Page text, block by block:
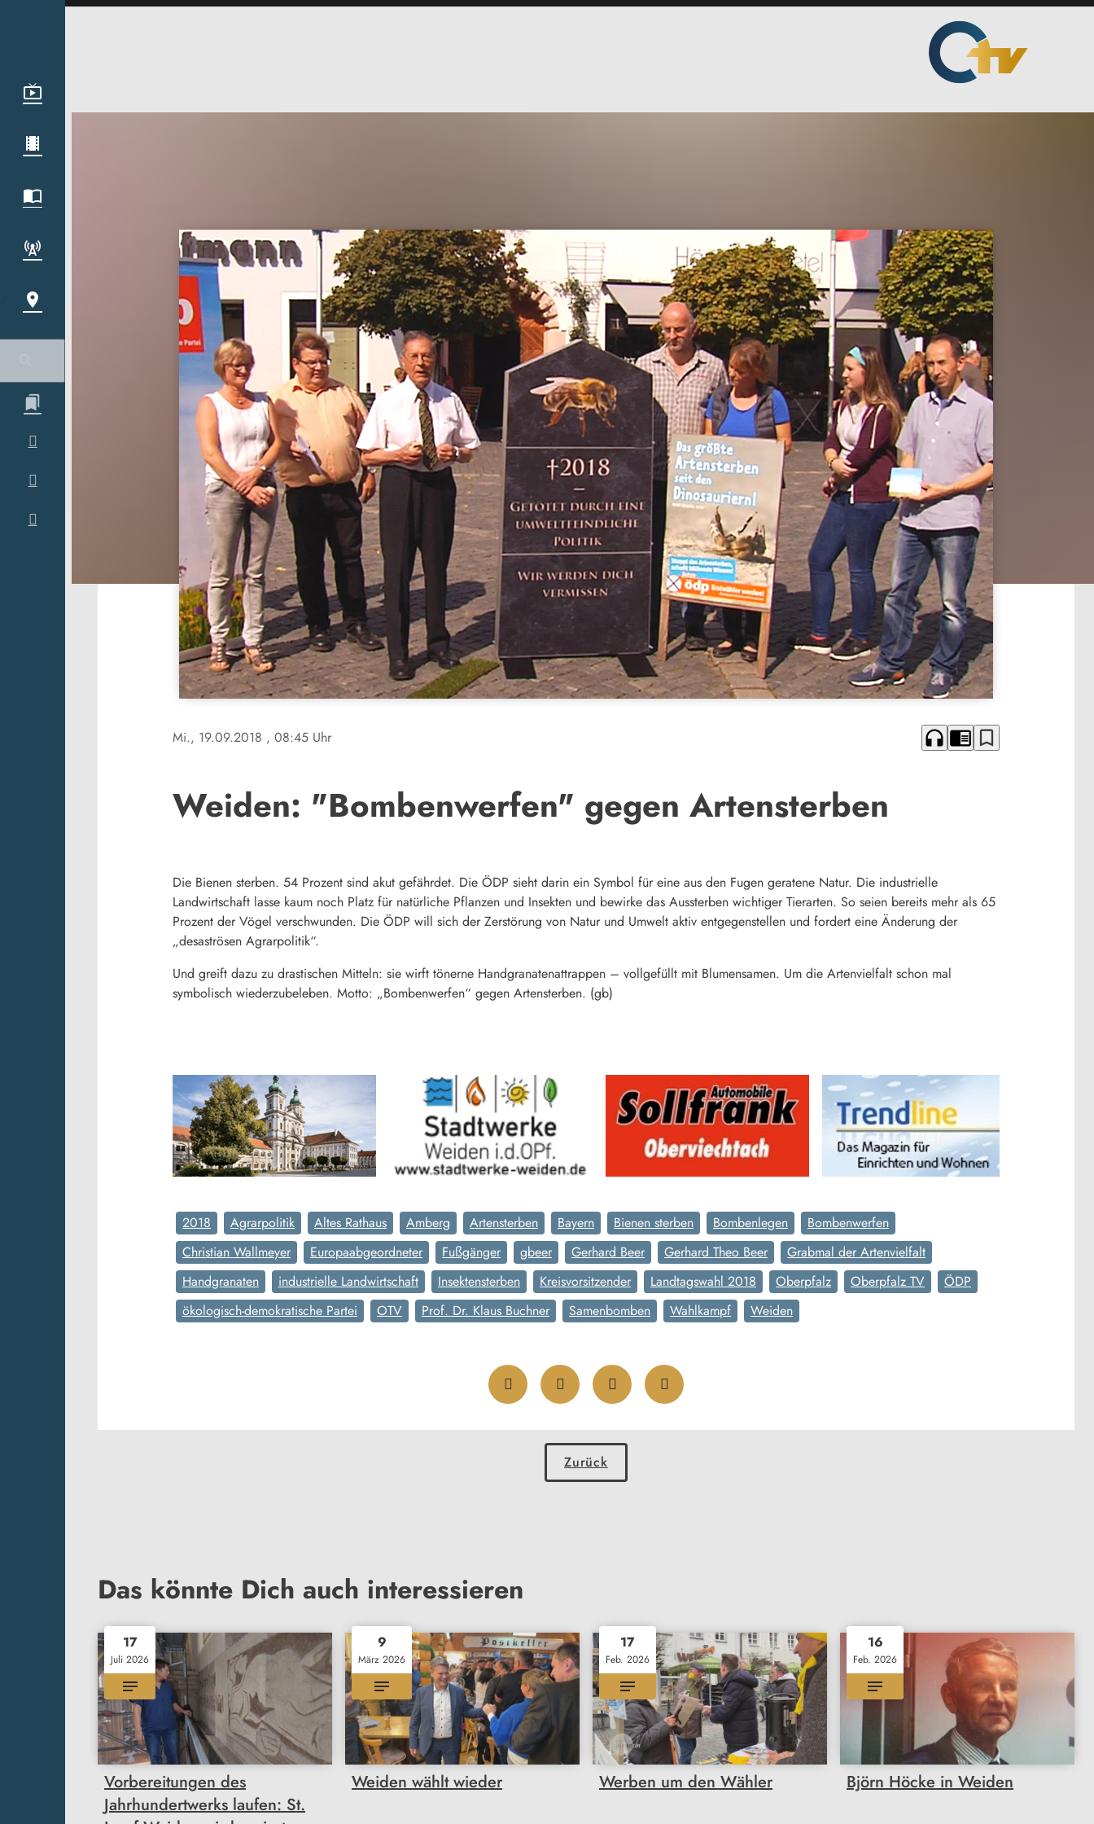
Mi., 19.09.2018 , 08:45 Uhr headphones chrome_reader_mode bookmark_border
Weiden: "Bombenwerfen" gegen Artensterben
Die Bienen sterben. 54 Prozent sind akut gefährdet. Die ÖDP sieht darin ein Symbol für eine aus den Fugen geratene Natur. Die industrielle
Landwirtschaft lasse kaum noch Platz für natürliche Pflanzen und Insekten und bewirke das Aussterben wichtiger Tierarten. So seien bereits mehr als 65
Prozent der Vögel verschwunden. Die ÖDP will sich der Zerstörung von Natur und Umwelt aktiv entgegenstellen und fordert eine Änderung der
„desaströsen Agrarpolitik“.
Und greift dazu zu drastischen Mitteln: sie wirft tönerne Handgranatenattrappen – vollgefüllt mit Blumensamen. Um die Artenvielfalt schon mal
symbolisch wiederzubeleben. Motto: „Bombenwerfen“ gegen Artensterben. (gb)
2018 Agrarpolitik Altes Rathaus Amberg Artensterben Bayern Bienen sterben Bombenlegen
Bombenwerfen
Christian Wallmeyer
Europaabgeordneter Fußgänger gbeer Gerhard Beer Gerhard Theo Beer
Grabmal der Artenvielfalt
Handgranaten
industrielle Landwirtschaft Insektensterben Kreisvorsitzender Landtagswahl 2018 Oberpfalz Oberpfalz TV
ÖDP
ökologisch-demokratische Partei
OTV Prof. Dr. Klaus Buchner Samenbomben Wahlkampf Weiden
Zurück
Das könnte Dich auch interessieren
17
Juli 2026
Vorbereitungen des
Jahrhundertwerks laufen: St.
9
März 2026
Weiden wählt wieder
17
Feb. 2026
Werben um den Wähler
16
Feb. 2026
Björn Höcke in Weiden